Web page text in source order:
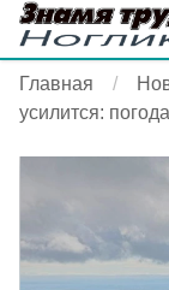
Главная
усилится: